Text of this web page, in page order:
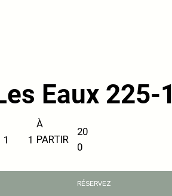
Eaux 225-1
1 1
À
PARTIR
20
0
RÉSERVEZ